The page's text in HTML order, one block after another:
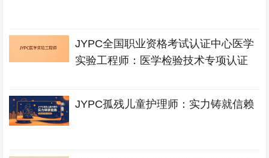
JYPC全国职业资格考试认证中心医学
实验工程师：医学检验技术专项认证
JYPC孤残儿童护理师：实力铸就信赖